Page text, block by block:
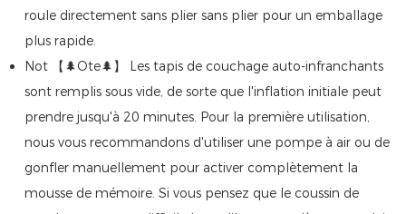
roule directement sans plier sans plier pour un emballage
plus rapide.
Not 【🌲Ote🌲】 Les tapis de couchage auto-infranchants
sont remplis sous vide, de sorte que l'inflation initiale peut
prendre jusqu'à 20 minutes. Pour la première utilisation,
nous vous recommandons d'utiliser une pompe à air ou de
gonfler manuellement pour activer complètement la
mousse de mémoire. Si vous pensez que le coussin de